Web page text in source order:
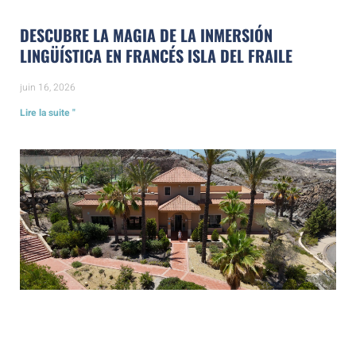
DESCUBRE LA MAGIA DE LA INMERSIÓN
LINGÜÍSTICA EN FRANCÉS ISLA DEL FRAILE
juin 16, 2026
Lire la suite "